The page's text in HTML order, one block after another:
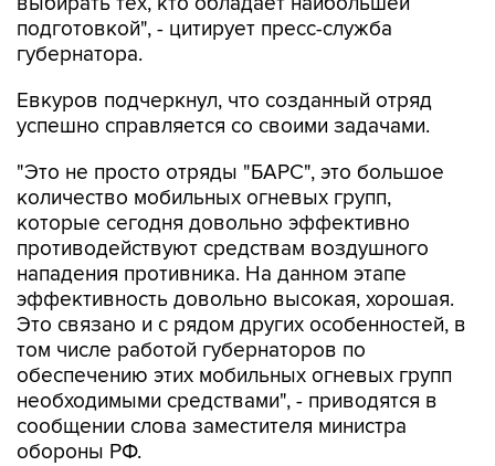
подготовкой", - цитирует пресс-служба
губернатора.
Евкуров подчеркнул, что созданный отряд
успешно справляется со своими задачами.
"Это не просто отряды "БАРС", это большое
количество мобильных огневых групп,
которые сегодня довольно эффективно
противодействуют средствам воздушного
нападения противника. На данном этапе
эффективность довольно высокая, хорошая.
Это связано и с рядом других особенностей, в
том числе работой губернаторов по
обеспечению этих мобильных огневых групп
необходимыми средствами", - приводятся в
сообщении слова заместителя министра
обороны РФ.